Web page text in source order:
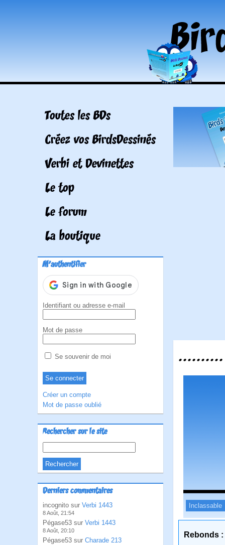
Toutes les BDs
Créez vos BirdsDessinés
Verbi et Devinettes
Le top
Le forum
La boutique
M'authentifier
Identifiant ou adresse e-mail
Mot de passe
Se souvenir de moi
Créer un compte
Mot de passe oublié
Rechercher sur le site
Derniers commentaires
incognito sur Verbi 1443
8 Août, 21:54
Pégase53 sur Verbi 1443
8 Août, 20:10
Pégase53 sur Charade 213
..........
Inclassable
Rebonds :